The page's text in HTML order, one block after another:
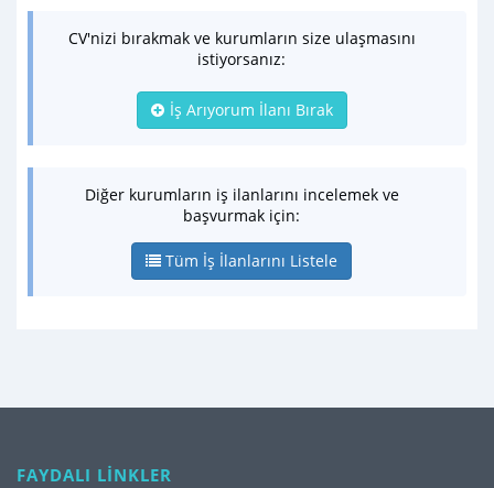
CV'nizi bırakmak ve kurumların size ulaşmasını
istiyorsanız:
İş Arıyorum İlanı Bırak
Diğer kurumların iş ilanlarını incelemek ve
başvurmak için:
Tüm İş İlanlarını Listele
FAYDALI LİNKLER